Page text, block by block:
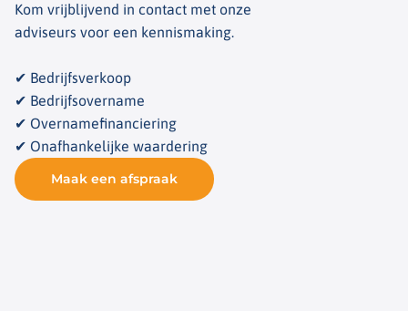
Kom vrijblijvend in contact met onze
adviseurs voor een kennismaking.
✔ Bedrijfsverkoop
✔ Bedrijfsovername
✔ Overnamefinanciering
✔ Onafhankelijke waardering
Maak een afspraak